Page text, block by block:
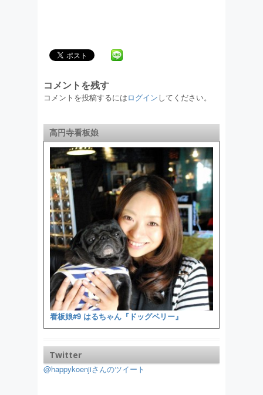
コメントを残す
コメントを投稿するにはログインしてください。
高円寺看板娘
看板娘#9 はるちゃん『ドッグベリー』
Twitter
@happykoenjiさんのツイート